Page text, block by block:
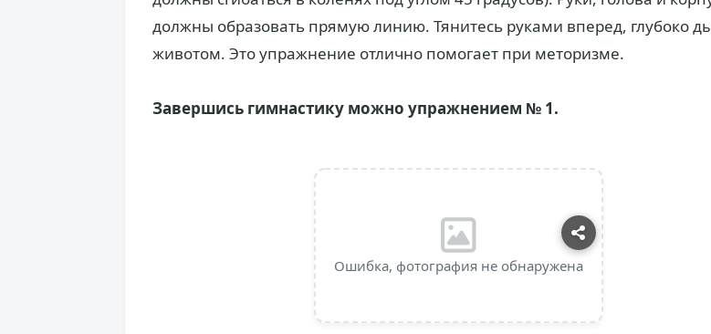
должны образовать прямую линию. Тянитесь руками вперед, глубоко
животом. Это упражнение отлично помогает при меторизме.
Завершись гимнастику можно упражнением № 1.
Ошибка, фотография не обнаружена